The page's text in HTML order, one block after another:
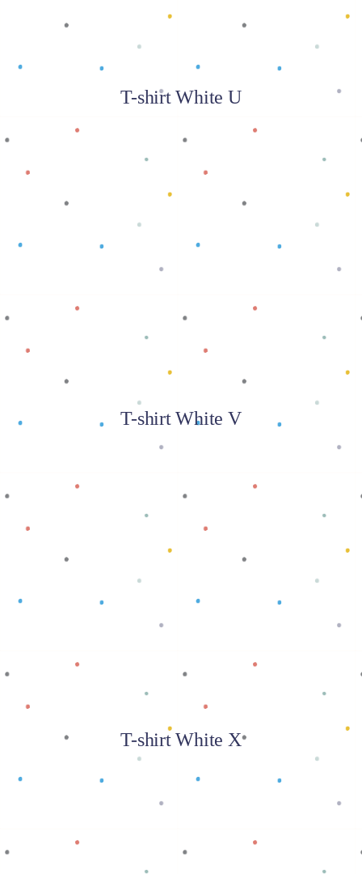
T-shirt White U
Baca selengkapnya
T-shirt White V
Baca selengkapnya
T-shirt White X